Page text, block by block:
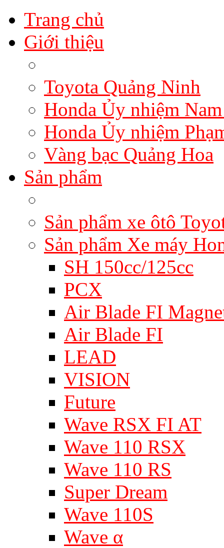
Trang chủ
Giới thiệu
Toyota Quảng Ninh
Honda Ủy nhiệm
Honda Ủy nhiệm
Vàng bạc Quảng Hoa
Sản phẩm
Sản phẩm xe ôtô
Sản phẩm Xe máy
SH 150cc/125cc
PCX
Air Blade FI
Air Blade FI
LEAD
VISION
Future
Wave RSX FI AT
Wave 110 RSX
Wave 110 RS
Super Dream
Wave 110S
Wave α